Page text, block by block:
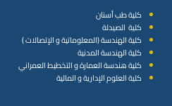
كلية طب أسنان
كلية الصيدلة
كلية الهندسة (المعلوماتية و الإتصالات )
كلية الهندسة المدنية
كلية هندسة العمارة و التخطيط العمراني
كلية العلوم الإدارية و المالية